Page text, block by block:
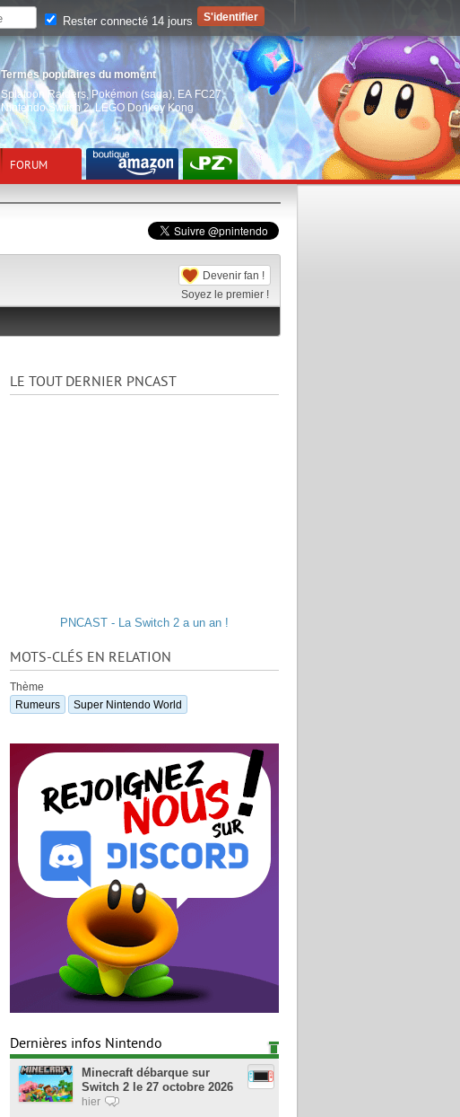
Termes populaires du moment
Splatoon Raiders, Pokémon (saga) EA FC27,
Nintendo Switch 2,LEGO Donkey Kong
FORUM
Devenir fan !
Soyez le premier !
LE TOUT DERNIER PNCAST
PNCAST - La Switch 2 a un an !
MOTS-CLÉS EN RELATION
Thème
Rumeurs
Super Nintendo World
Dernières infos Nintendo
Minecraft débarque sur
Switch 2 le 27 octobre 2026
hier
Rester connecté 14 jours